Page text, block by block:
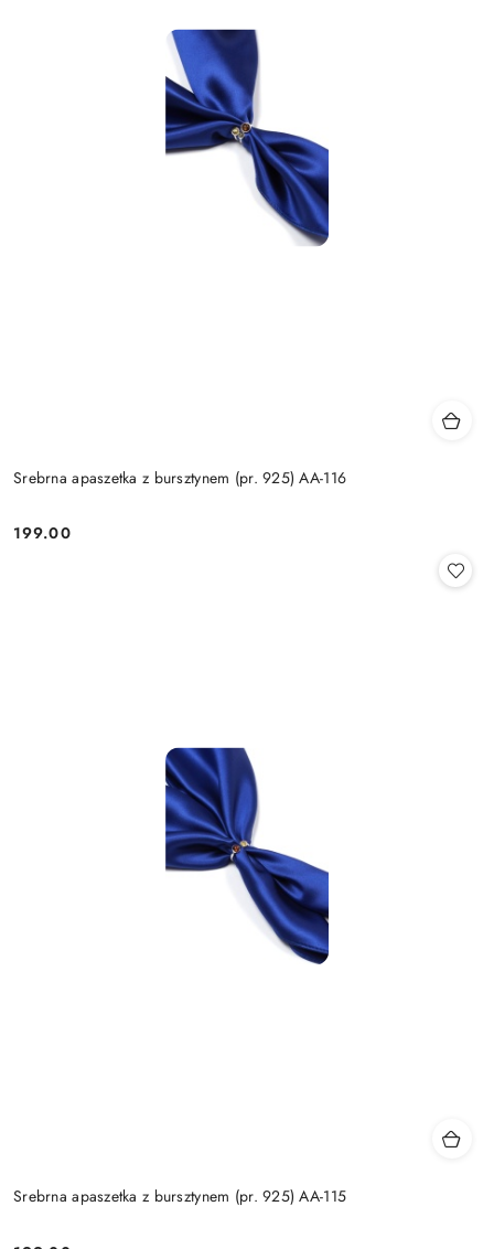
Srebrna apaszetka z bursztynem (pr. 925) AA-116
Cena:
199.00
Srebrna apaszetka z bursztynem (pr. 925) AA-115